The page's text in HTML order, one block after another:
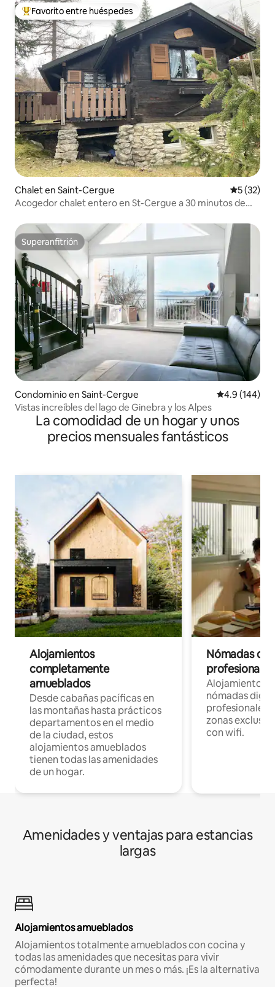
De los mejores en Favorito entre huéspedes
Favorito entre huéspedes
Chalet en Saint-Cergue
5 (32)
Acogedor chalet entero en St-Cergue a 30 minutos de
Superanfitrión
Superanfitrión
Condominio en Saint-Cergue Calificación
4.9 (144)
Vistas increíbles del lago de Ginebra y los Alpes
La comodidad de un hogar y unos
precios mensuales fantásticos
Alojamientos
completamente
amueblados
Desde cabañas pacíficas en
las montañas hasta prácticos
departamentos en el medio
de la ciudad, estos
alojamientos amueblados
tienen todas las amenidades
de un hogar.
Nómadas
Alojamientos
nómadas
profesionales
zonas
con wifi.
Amenidades y ventajas para estancias
largas
Alojamientos amueblados
Alojamientos totalmente amueblados con cocina y
todas las amenidades que necesitas para vivir
cómodamente durante un mes o más. ¡Es la alternativa
perfecta!